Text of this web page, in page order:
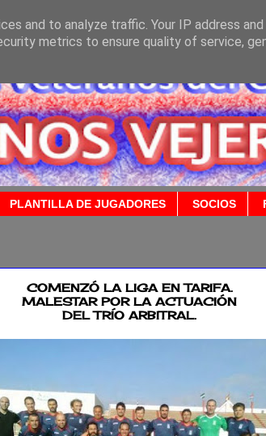
PLANTILLA DE JUGADORES SOCIOS
COMENZÓ LA LIGA EN TARIFA.
MALESTAR POR LA ACTUACIÓN
DEL TRÍO ARBITRAL.
and to analyze traffic. Your IP address
metrics to ensure quality of service,